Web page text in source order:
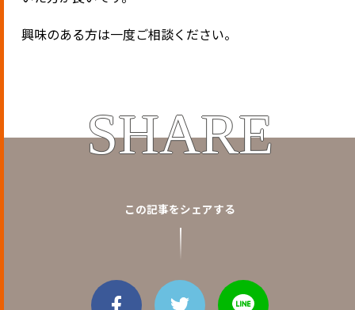
興味のある方は一度ご相談ください。
SHARE
この記事をシェアする